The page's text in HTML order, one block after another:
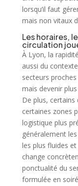
lorsqu’il faut
mais non vitaux
Les horaires,
circulation
À Lyon, la
aussi du
secteurs
mais devenir
De plus,
certaines zones
logistique plus
généralement
les plus fluides
change
ponctualité du
formulée en